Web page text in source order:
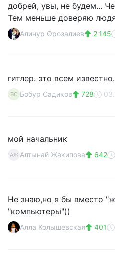
добрей, увы, не будем...
Тем меньше доверяю
Алинур Орозалиев 2 145
гитлер. это всем
БС Бобур Садиков 728
мой начальник
АЖ Алтынай Жакипова 642
Не знаю,но я бы вместо
"компьютеры"))
Алла Колышевская 401